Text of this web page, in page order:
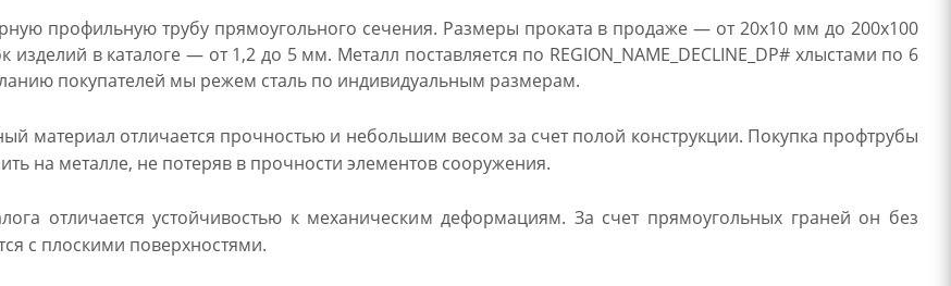
профильную трубу прямоугольного сечения. Размеры проката в продаже — от 20х10 мм до 200х100
в каталоге — от 1,2 до 5 мм. Металл поставляется по REGION_NAME_DECLINE_DP# хлыстами по 6
покупателей мы режем сталь по индивидуальным размерам.
материал отличается прочностью и небольшим весом за счет полой конструкции. Покупка профтрубы
на металле, не потеряв в прочности элементов сооружения.
отличается устойчивостью к механическим деформациям. За счет прямоугольных граней он без
с плоскими поверхностями.